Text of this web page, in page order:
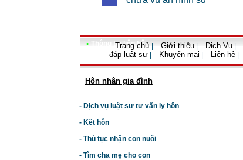
• Thông tin liên hệ
Trang chủ Giới thiệu Dịch Vụ
đáp luật sư
Khuyến mại Liên hệ
Hôn nhân gia đình
- Dịch vụ luật sư tư vấn ly hôn
- Kết hôn
- Thủ tục nhận con nuôi
- Tìm cha mẹ cho con